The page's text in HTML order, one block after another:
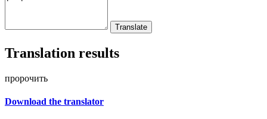
Translation results
пророчить
Download the translator